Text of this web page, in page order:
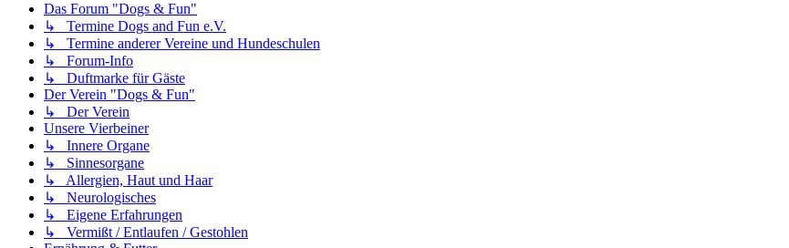
Das Forum "Dogs & Fun"
↳ Termine Dogs and Fun e.V.
↳ Termine anderer Vereine und Hundeschulen
↳ Forum-Info
↳ Duftmarke für Gäste
Der Verein "Dogs & Fun"
↳ Der Verein
Unsere Vierbeiner
↳ Innere Organe
↳ Sinnesorgane
↳ Allergien, Haut und Haar
↳ Neurologisches
↳ Eigene Erfahrungen
↳ Vermißt / Entlaufen / Gestohlen